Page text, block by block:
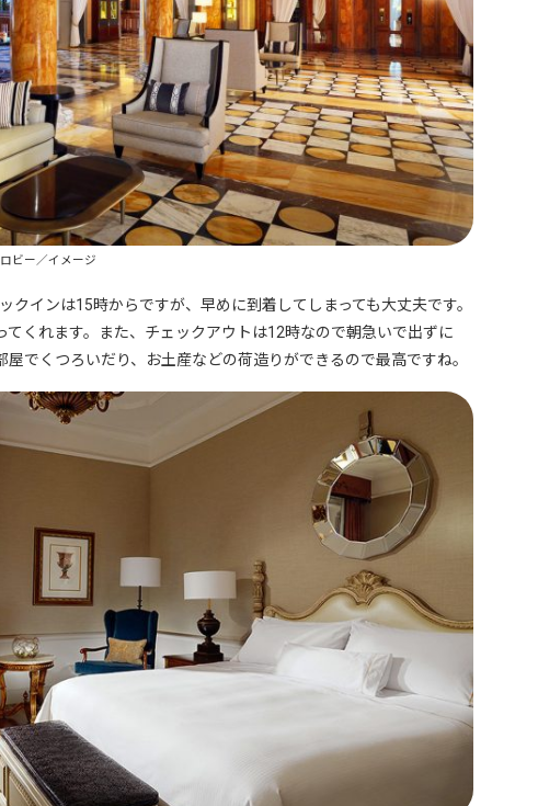
ビー／イメージ
クインは15時からですが、早めに到着してしまっても大丈夫です。
くれます。また、チェックアウトは12時なので朝急いで出ずに
でくつろいだり、お土産などの荷造りができるので最高ですね。